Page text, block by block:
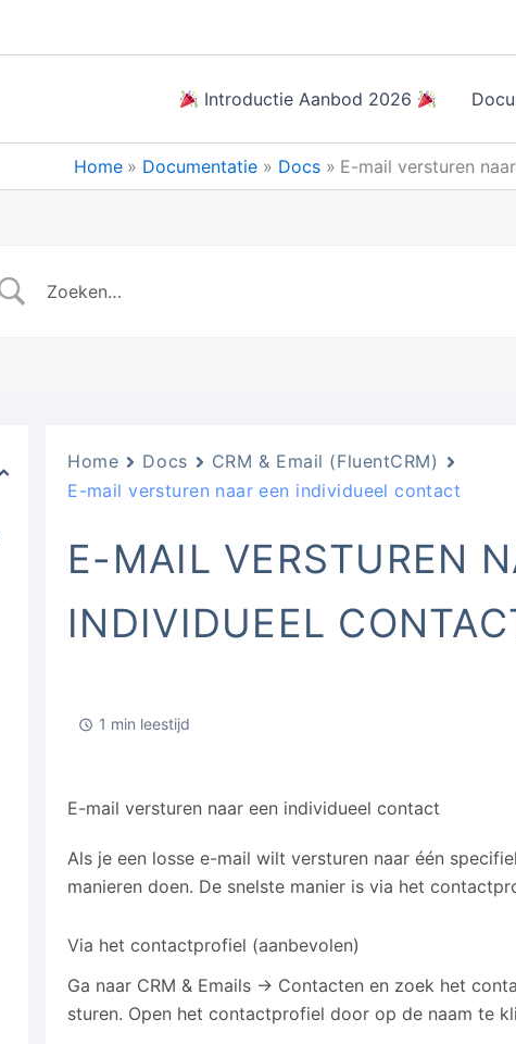
Introductie Aanbod 2026
Home Documentatie Docs E-mail versturen
Home Docs
CRM & Email (FluentCRM)
E-mail versturen naar een individueel contact
E-MAIL VERSTUREN
INDIVIDUEEL
1 min leestijd
E-mail versturen naar een individueel contact
Als je een losse e-mail wilt versturen naar één
manieren doen. De snelste manier is via het
Via het contactprofiel (aanbevolen)
Ga naar CRM & Emails → Contacten en zoek het
sturen. Open het contactprofiel door op de naam te